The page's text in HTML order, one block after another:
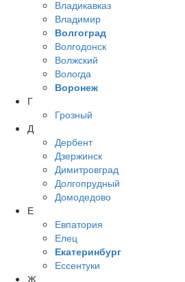
Владикавказ
Владимир
Волгоград
Волгодонск
Волжский
Вологда
Воронеж
Г
Грозный
Д
Дербент
Дзержинск
Димитровград
Долгопрудный
Домодедово
Е
Евпатория
Елец
Екатеринбург
Ессентуки
Ж